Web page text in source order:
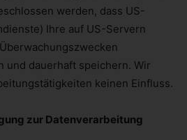
werden, dass US-
Ihre auf US-Servern
und dauerhaft speichern. Wir
keinen Einfluss.
zur Datenverarbeitung